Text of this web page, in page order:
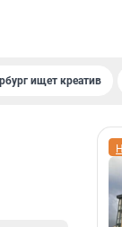
ищет креатив